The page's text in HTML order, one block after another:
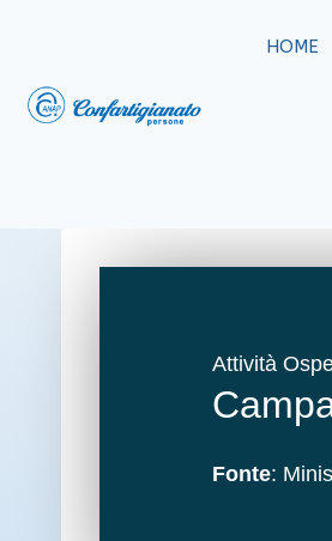
HOME
Attività
Fonte: